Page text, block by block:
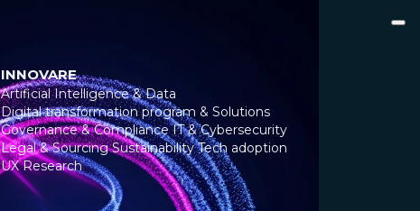
INNOVARE
Artificial Intelligence & Data
Digital transformation program & Solutions
Governance & Compliance IT & Cybersecurity
Legal & Sourcing Sustainability Tech adoption
UX Research